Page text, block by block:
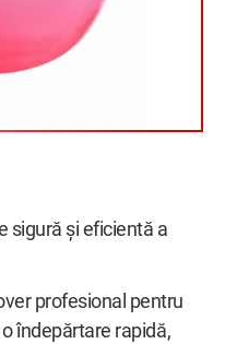
sigură și eficientă a
profesional pentru
îndepărtare rapidă,